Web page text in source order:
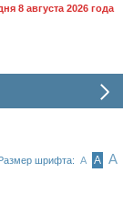
8 августа 2026 года
шрифта: А А А